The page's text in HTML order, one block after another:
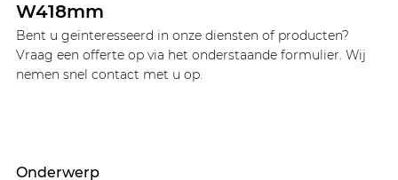
W418mm
Bent u geïnteresseerd in onze diensten of producten?
Vraag een offerte op via het onderstaande formulier. Wij
nemen snel contact met u op.
Onderwerp